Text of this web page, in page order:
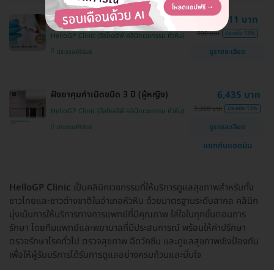
HelloGP Clinic เป็นคลินิกเวชกรรมที่ให้บริการดูแลสุขภาพสำหรับทั้ง
ชาวไทยและชาวต่างชาติในอำเภอหัวหิน ด้วยมาตรฐานระดับสากล คลินิก
มุ่งเน้นการให้บริการทางการแพทย์ที่มีคุณภาพ ใส่ใจในทุกขั้นตอนการ
รักษา โดยทีมแพทย์และพยาบาลที่มีประสบการณ์ พร้อมให้คำปรึกษา
ตรวจรักษาโรคทั่วไป ตรวจสุขภาพ ฉีดวัคซีน และดูแลสุขภาพเชิงป้องกัน
เพื่อให้ผู้รับบริการได้รับการดูแลอย่างครบถ้วนและมั่นใจ
ตรวจหาเชื้อไวรัส HIV (เจาะเลือด)
HelloGP Clinic (ฮัลโหลจีพี คลินิกเวชกรรม หัวหิน)
ประจวบคีรีขันธ์
611 บาท
700 บาท ประหยัด 13%
ดูรายละเอียด
ฝังยาคุมกำเนิดชนิด 3 ปี (ผู้หญิง)
HelloGP Clinic (ฮัลโหลจีพี คลินิกเวชกรรม หัวหิน)
ประจวบคีรีขันธ์
6,435 บาท
7,300 บาท ประหยัด 12%
ดูรายละเอียด
แชทกับแอดมิน